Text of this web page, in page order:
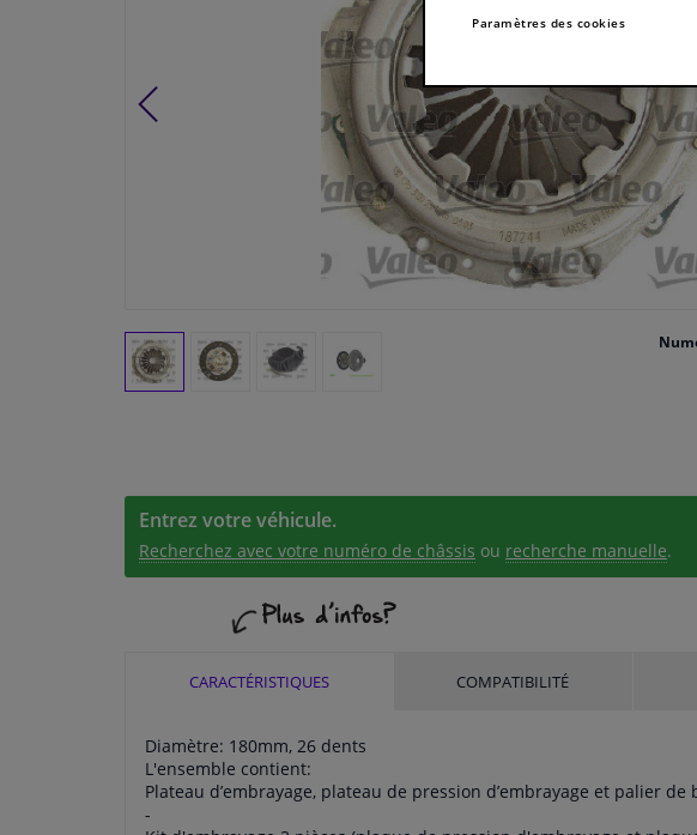
Entrez votre véhicule.
Recherchez avec votre numéro de châssis ou recherche manuelle.
CARACTÉRISTIQUES COMPATIBILITÉ
Diamètre: 180mm, 26 dents
L'ensemble contient:
Plateau d’embrayage, plateau de pression d’embrayage et palier de
-
Paramètres des cookies